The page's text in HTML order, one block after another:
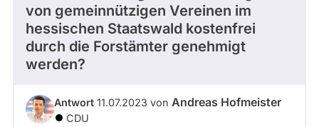
von gemeinnützigen Vereinen im
hessischen Staatswald kostenfrei
durch die Forstämter genehmigt
werden?
Antwort 11.07.2023 von Andreas Hofmeister
CDU